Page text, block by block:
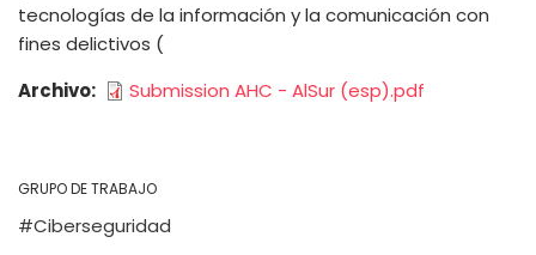
tecnologías de la información y la comunicación con
fines delictivos (
Archivo
Submission AHC - AlSur (esp).pdf
GRUPO DE TRABAJO
Ciberseguridad